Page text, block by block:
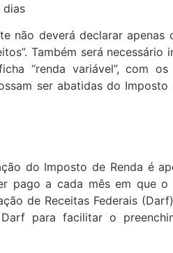
dias
não deverá declarar apenas
Também será necessário
“renda variável”, com os
ser abatidas do Imposto
do Imposto de Renda é
pago a cada mês em que o
de Receitas Federais
para facilitar o